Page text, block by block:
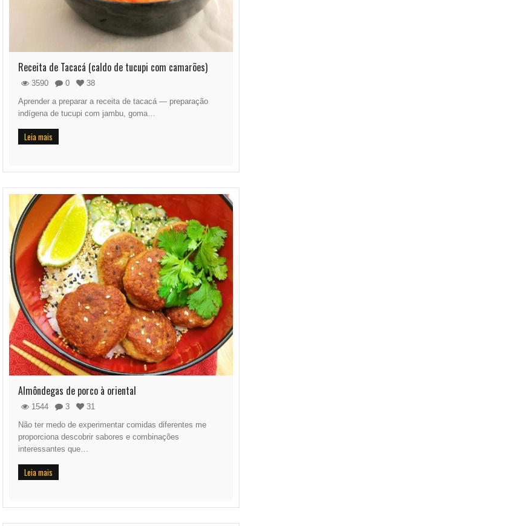
Receita de Tacacá (caldo de tucupi com camarões)
3590 0
38
Aprender a preparar a receita de tacacá — preparação
indígena de tucupi com jambu, goma…
Leia mais
Almôndegas de porco à oriental
1544 3
31
Não ter medo de experimentar comidas diferentes me
proporciona descobrir sabores e combinações
interessantes que…
Leia mais